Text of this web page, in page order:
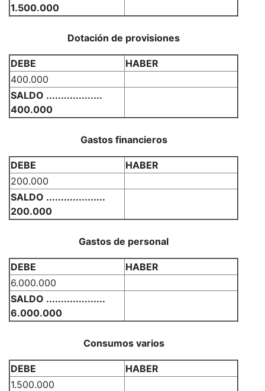
1.500.000
Dotación de provisiones
DEBE
HABER
400.000
SALDO ...................
400.000
Gastos financieros
DEBE
HABER
200.000
SALDO ....................
200.000
Gastos de personal
DEBE
HABER
6.000.000
SALDO ....................
6.000.000
Consumos varios
DEBE
HABER
1.500.000